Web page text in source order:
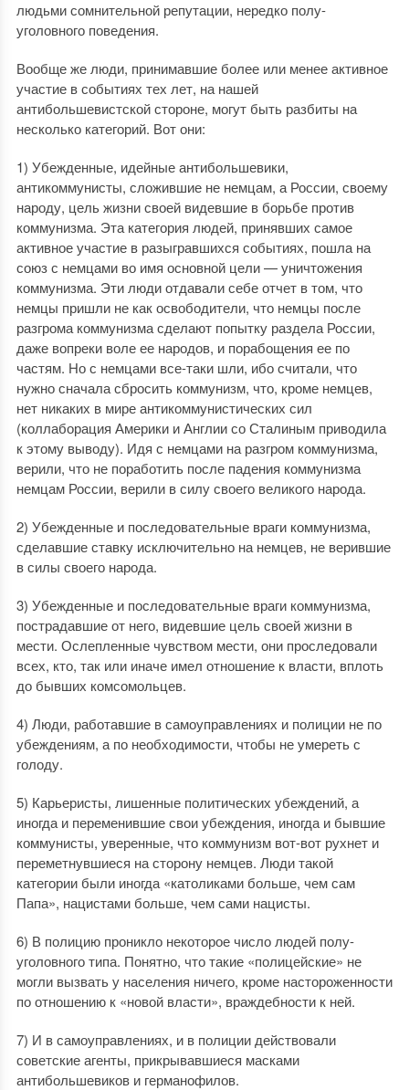
людьми сомнительной репутации, нередко полу-
уголовного поведения.
Вообще же люди, принимавшие более или менее активное
участие в событиях тех лет, на нашей
антибольшевистской стороне, могут быть разбиты на
несколько категорий. Вот они:
1) Убежденные, идейные антибольшевики,
антикоммунисты, сложившие не немцам, а России, своему
народу, цель жизни своей видевшие в борьбе против
коммунизма. Эта категория людей, принявших самое
активное участие в разыгравшихся событиях, пошла на
союз с немцами во имя основной цели — уничтожения
коммунизма. Эти люди отдавали себе отчет в том, что
немцы пришли не как освободители, что немцы после
разгрома коммунизма сделают попытку раздела России,
даже вопреки воле ее народов, и порабощения ее по
частям. Но с немцами все-таки шли, ибо считали, что
нужно сначала сбросить коммунизм, что, кроме немцев,
нет никаких в мире антикоммунистических сил
(коллаборация Америки и Англии со Сталиным приводила
к этому выводу). Идя с немцами на разгром коммунизма,
верили, что не поработить после падения коммунизма
немцам России, верили в силу своего великого народа.
2) Убежденные и последовательные враги коммунизма,
сделавшие ставку исключительно на немцев, не верившие
в силы своего народа.
3) Убежденные и последовательные враги коммунизма,
пострадавшие от него, видевшие цель своей жизни в
мести. Ослепленные чувством мести, они проследовали
всех, кто, так или иначе имел отношение к власти, вплоть
до бывших комсомольцев.
4) Люди, работавшие в самоуправлениях и полиции не по
убеждениям, а по необходимости, чтобы не умереть с
голоду.
5) Карьеристы, лишенные политических убеждений, а
иногда и переменившие свои убеждения, иногда и бывшие
коммунисты, уверенные, что коммунизм вот-вот рухнет и
переметнувшиеся на сторону немцев. Люди такой
категории были иногда «католиками больше, чем сам
Папа», нацистами больше, чем сами нацисты.
6) В полицию проникло некоторое число людей полу-
уголовного типа. Понятно, что такие «полицейские» не
могли вызвать у населения ничего, кроме настороженности
по отношению к «новой власти», враждебности к ней.
7) И в самоуправлениях, и в полиции действовали
советские агенты, прикрывавшиеся масками
антибольшевиков и германофилов.